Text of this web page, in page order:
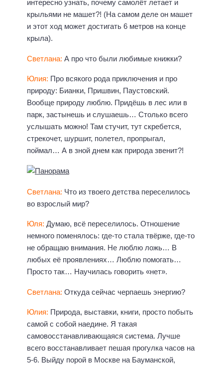
интересно узнать, почему самолёт летает и
крыльями не машет?! (На самом деле он машет
и этот ход может достигать 6 метров на конце
крыла).
Светлана: А про что были любимые книжки?
Юлия: Про всякого рода приключения и про
природу: Бианки, Пришвин, Паустовский.
Вообще природу люблю. Придёшь в лес или в
парк, застынешь и слушаешь… Столько всего
услышать можно! Там стучит, тут скребется,
стрекочет, шуршит, полетел, пропрыгал,
поймал… А в зной днем как природа звенит?!
Светлана: Что из твоего детства переселилось
во взрослый мир?
Юля: Думаю, всё переселилось. Отношение
немного поменялось: где-то стала твёрже, где-то
не обращаю внимания. Не люблю ложь… В
любых её проявлениях… Люблю помогать…
Просто так… Научилась говорить «нет».
Светлана: Откуда сейчас черпаешь энергию?
Юлия: Природа, выставки, книги, просто побыть
самой с собой наедине. Я такая
самовосстанавливающаяся система. Лучше
всего восстанавливает пешая прогулка часов на
5-6. Выйду порой в Москве на Бауманской,